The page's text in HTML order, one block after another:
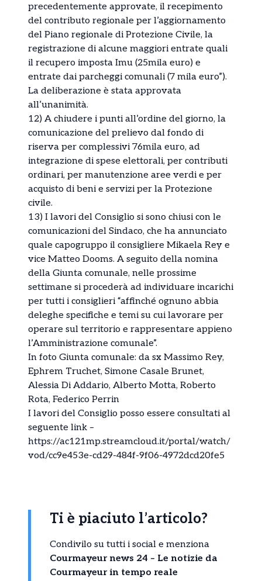
precedentemente approvate, il recepimento
del contributo regionale per l’aggiornamento
del Piano regionale di Protezione Civile, la
registrazione di alcune maggiori entrate quali
il recupero imposta Imu (25mila euro) e
entrate dai parcheggi comunali (7 mila euro”).
La deliberazione è stata approvata
all’unanimità.
12) A chiudere i punti all’ordine del giorno, la
comunicazione del prelievo dal fondo di
riserva per complessivi 76mila euro, ad
integrazione di spese elettorali, per contributi
ordinari, per manutenzione aree verdi e per
acquisto di beni e servizi per la Protezione
civile.
13) I lavori del Consiglio si sono chiusi con le
comunicazioni del Sindaco, che ha annunciato
quale capogruppo il consigliere Mikaela Rey e
vice Matteo Dooms. A seguito della nomina
della Giunta comunale, nelle prossime
settimane si procederà ad individuare incarichi
per tutti i consiglieri “affinché ognuno abbia
deleghe specifiche e temi su cui lavorare per
operare sul territorio e rappresentare appieno
l’Amministrazione comunale”.
In foto Giunta comunale: da sx Massimo Rey,
Ephrem Truchet, Simone Casale Brunet,
Alessia Di Addario, Alberto Motta, Roberto
Rota, Federico Perrin
I lavori del Consiglio posso essere consultati al
seguente link –
https://ac121mp.streamcloud.it/portal/watch/
vod/cc9e453e-cd29-484f-9f06-4972dcd20fe5
Ti è piaciuto l’articolo?
Condivilo su tutti i social e menziona
Courmayeur news 24 – Le notizie da
Courmayeur in tempo reale